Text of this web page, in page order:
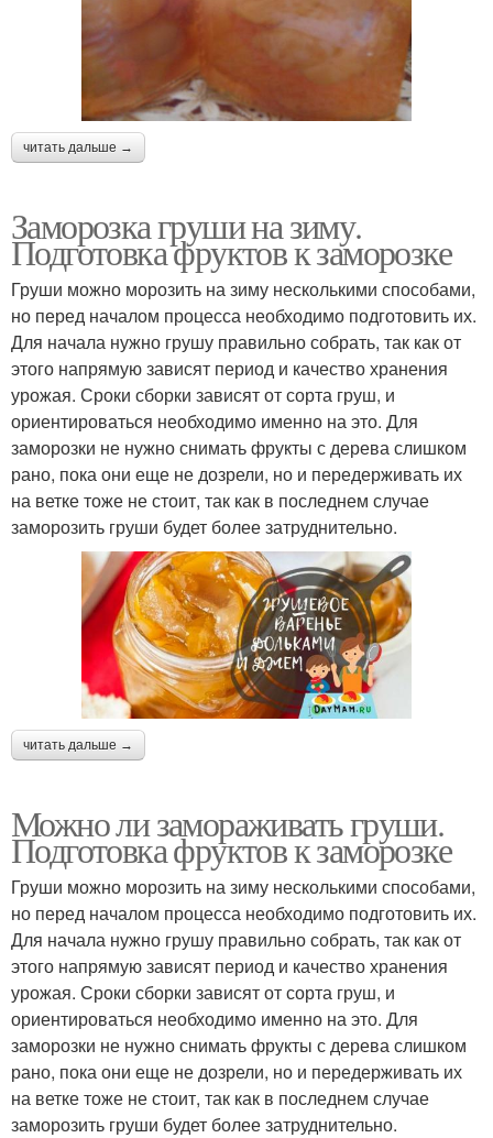
читать дальше →
Заморозка груши на зиму.
Подготовка фруктов к заморозке
Груши можно морозить на зиму несколькими способами,
но перед началом процесса необходимо подготовить их.
Для начала нужно грушу правильно собрать, так как от
этого напрямую зависят период и качество хранения
урожая. Сроки сборки зависят от сорта груш, и
ориентироваться необходимо именно на это. Для
заморозки не нужно снимать фрукты с дерева слишком
рано, пока они еще не дозрели, но и передерживать их
на ветке тоже не стоит, так как в последнем случае
заморозить груши будет более затруднительно.
читать дальше →
Можно ли замораживать груши.
Подготовка фруктов к заморозке
Груши можно морозить на зиму несколькими способами,
но перед началом процесса необходимо подготовить их.
Для начала нужно грушу правильно собрать, так как от
этого напрямую зависят период и качество хранения
урожая. Сроки сборки зависят от сорта груш, и
ориентироваться необходимо именно на это. Для
заморозки не нужно снимать фрукты с дерева слишком
рано, пока они еще не дозрели, но и передерживать их
на ветке тоже не стоит, так как в последнем случае
заморозить груши будет более затруднительно.